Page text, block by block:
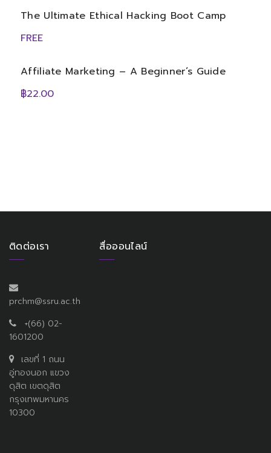
The Ultimate Ethical Hacking Boot Camp
FREE
Affiliate Marketing – A Beginner’s Guide
฿22.00
ติดต่อเรา
prchm@ssru.ac.th
+(66) 02-
1601200
เลขที่ 1 ถนน
อู่ทองนอก แขวง
ดุสิต เขตดุสิต
กรุงเทพมหานคร
10300
สื่อออนไลน์